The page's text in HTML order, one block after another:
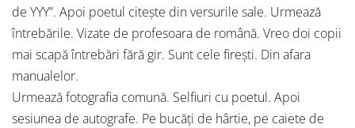
de YYY”. Apoi poetul citește din versurile sale. Urmează
întrebările. Vizate de profesoara de română. Vreo doi copii
mai scapă întrebări fără gir. Sunt cele firești. Din afara
manualelor.
Urmează fotografia comună. Selfiuri cu poetul. Apoi
sesiunea de autografe. Pe bucăți de hârtie, pe caiete de